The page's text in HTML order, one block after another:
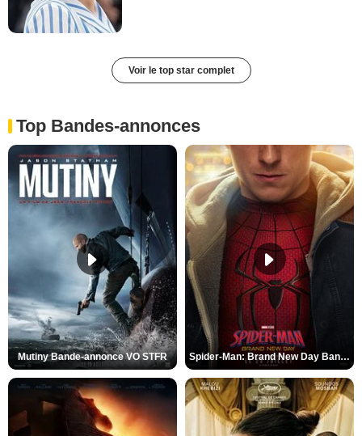
Voir le top star complet
Top Bandes-annonces
Mutiny Bande-annonce VO STFR Spider-Man: Brand New Day Bande-annonce VO STFR